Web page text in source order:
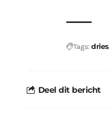
Tags:dries
Deel dit bericht